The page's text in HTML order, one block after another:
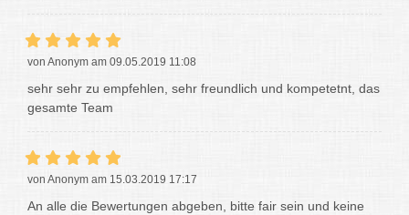
von Anonym am 09.05.2019 11:08
sehr sehr zu empfehlen, sehr freundlich und kompetetnt, das
gesamte Team
von Anonym am 15.03.2019 17:17
An alle die Bewertungen abgeben, bitte fair sein und keine